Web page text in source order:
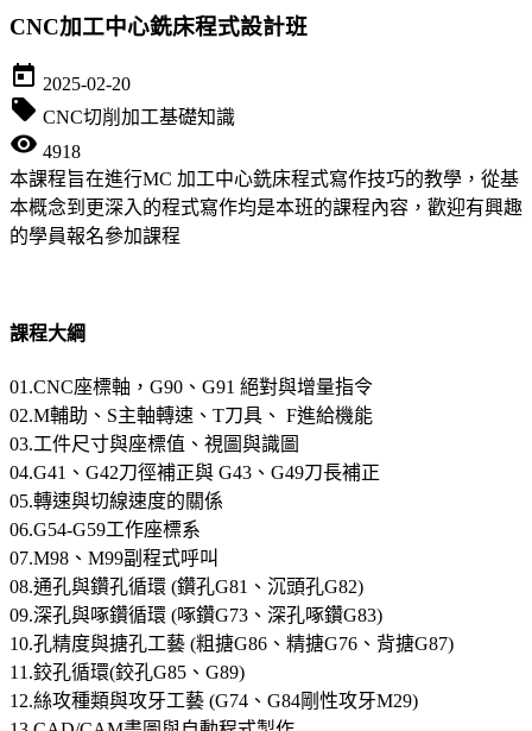
CNC加工中心銑床程式設計班
today 2025-02-20
local_offer CNC切削加工基礎知識
visibility 4918
本課程旨在進行MC 加工中心銑床程式寫作技巧的教學，從基
本概念到更深入的程式寫作均是本班的課程內容，歡迎有興趣
的學員報名參加課程
課程大綱
01.CNC座標軸，G90、G91 絕對與增量指令
02.M輔助、S主軸轉速、T刀具、 F進給機能
03.工件尺寸與座標值、視圖與識圖
04.G41、G42刀徑補正與 G43、G49刀長補正
05.轉速與切線速度的關係
06.G54-G59工作座標系
07.M98、M99副程式呼叫
08.通孔與鑽孔循環 (鑽孔G81、沉頭孔G82)
09.深孔與啄鑽循環 (啄鑽G73、深孔啄鑽G83)
10.孔精度與搪孔工藝 (粗搪G86、精搪G76、背搪G87)
11.鉸孔循環(鉸孔G85、G89)
12.絲攻種類與攻牙工藝 (G74、G84剛性攻牙M29)